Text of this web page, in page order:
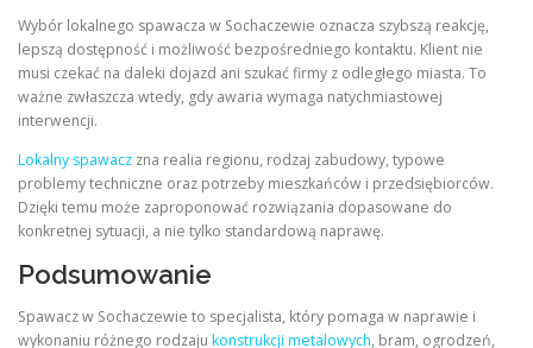
Wybór lokalnego spawacza w Sochaczewie oznacza szybszą reakcję,
lepszą dostępność i możliwość bezpośredniego kontaktu. Klient nie
musi czekać na daleki dojazd ani szukać firmy z odległego miasta. To
ważne zwłaszcza wtedy, gdy awaria wymaga natychmiastowej
interwencji.
Lokalny spawacz zna realia regionu, rodzaj zabudowy, typowe
problemy techniczne oraz potrzeby mieszkańców i przedsiębiorców.
Dzięki temu może zaproponować rozwiązania dopasowane do
konkretnej sytuacji, a nie tylko standardową naprawę.
Podsumowanie
Spawacz w Sochaczewie to specjalista, który pomaga w naprawie i
wykonaniu różnego rodzaju konstrukcji metalowych, bram, ogrodzeń,